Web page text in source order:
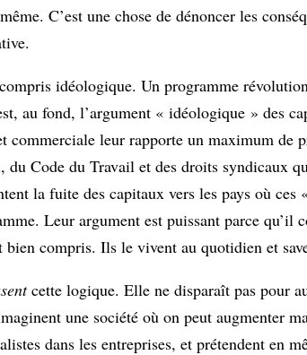
C’est une chose de dénoncer les
idéologique. Un programme
au fond, l’argument « idéologique » des
leur rapporte un maximum de
Code du Travail et des droits syndicaux
la fuite des capitaux vers les pays où ces
Leur argument est puissant parce qu’il
compris. Ils le vivent au quotidien et
cette logique. Elle ne disparaît pas pour
une société où on peut augmenter
dans les entreprises, et prétendent en